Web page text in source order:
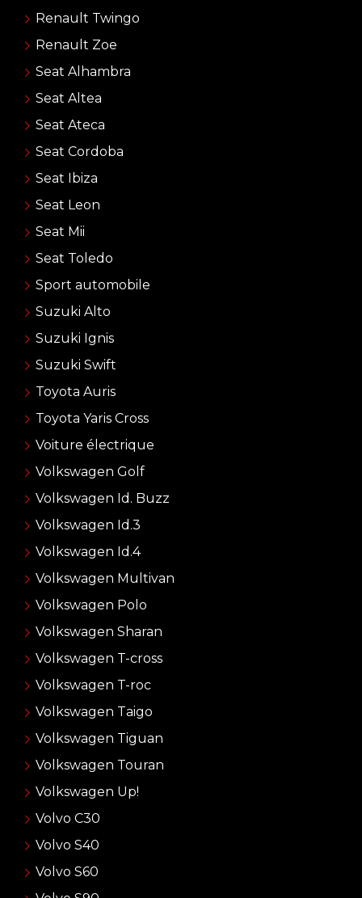
Renault Twingo
Renault Zoe
Seat Alhambra
Seat Altea
Seat Ateca
Seat Cordoba
Seat Ibiza
Seat Leon
Seat Mii
Seat Toledo
Sport automobile
Suzuki Alto
Suzuki Ignis
Suzuki Swift
Toyota Auris
Toyota Yaris Cross
Voiture électrique
Volkswagen Golf
Volkswagen Id. Buzz
Volkswagen Id.3
Volkswagen Id.4
Volkswagen Multivan
Volkswagen Polo
Volkswagen Sharan
Volkswagen T-cross
Volkswagen T-roc
Volkswagen Taigo
Volkswagen Tiguan
Volkswagen Touran
Volkswagen Up!
Volvo C30
Volvo S40
Volvo S60